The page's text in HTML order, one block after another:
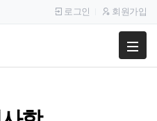
로그인 회원가입